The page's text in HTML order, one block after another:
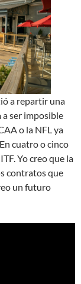
a repartir una
a ser imposible
o la NFL ya
cuatro o cinco
Yo creo que la
contratos que
un futuro